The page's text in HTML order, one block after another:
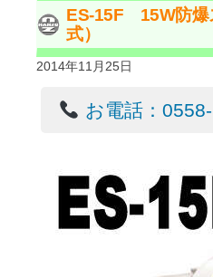
ES-15F 15W防爆
式）
2014年11月25日
お電話：